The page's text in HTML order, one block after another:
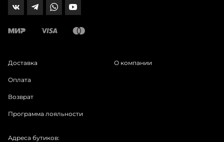
Доставка
Оплата
Возврат
Программа лояльности
О компании
Адреса бутиков: